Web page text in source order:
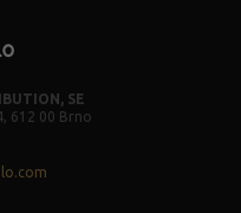
SE
612 00 Brno